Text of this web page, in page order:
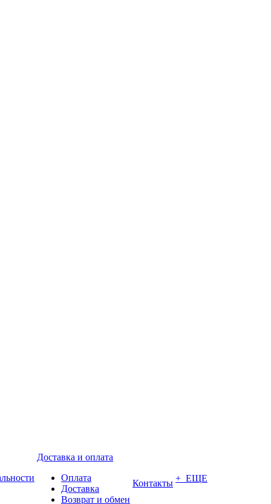
Доставка и оплата
Оплата
Доставка
Возврат и обмен
Контакты + ЕЩЕ